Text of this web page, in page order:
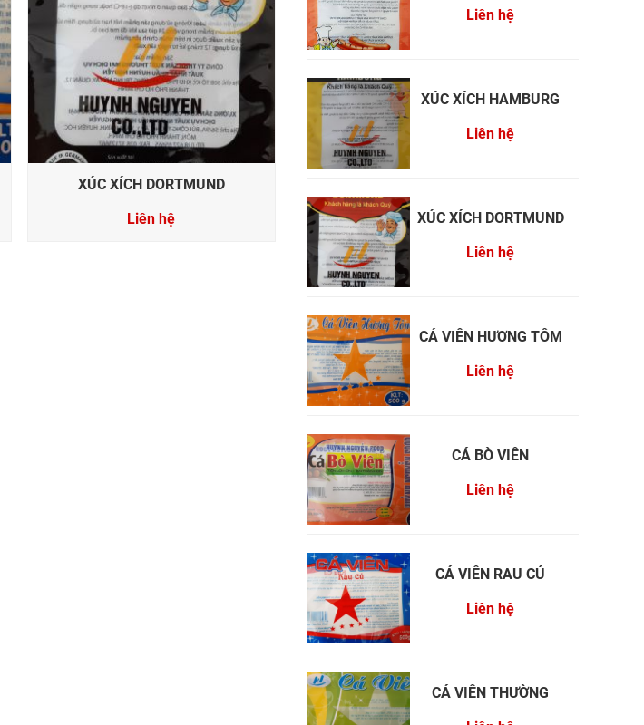
XÚC XÍCH DORTMUND
Liên hệ
Liên hệ
XÚC XÍCH HAMBURG
Liên hệ
XÚC XÍCH DORTMUND
Liên hệ
CÁ VIÊN HƯƠNG TÔM
Liên hệ
CÁ BÒ VIÊN
Liên hệ
CÁ VIÊN RAU CỦ
Liên hệ
CÁ VIÊN THƯỜNG